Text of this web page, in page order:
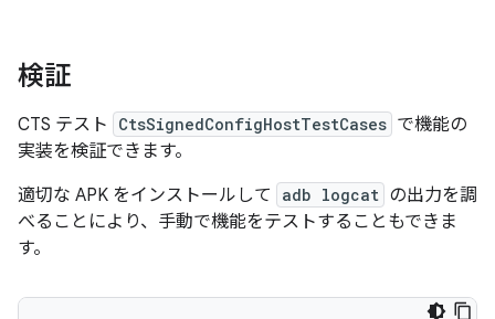
検証
CTS テスト CtsSignedConfigHostTestCases で機能の
実装を検証できます。
適切な APK をインストールして
adb logcat の出力を調
べることにより、手動で機能をテストすることもできま
す。